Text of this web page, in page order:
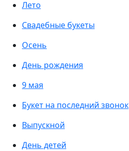
Лето
Свадебные букеты
Осень
День рождения
9 мая
Букет на последний звонок
Выпускной
День детей